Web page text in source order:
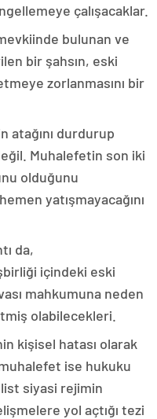
çalışacaklar.
bulunan ve
bir şahsın, eski
zorlanmasını bir
atağını durdurup
Muhalefetin son iki
olduğunu
yatışmayacağını
da,
içindeki eski
mahkumuna neden
olabilecekleri.
kişisel hatası olarak
ise hukuku
siyasi rejimin
yol açtığı tezi